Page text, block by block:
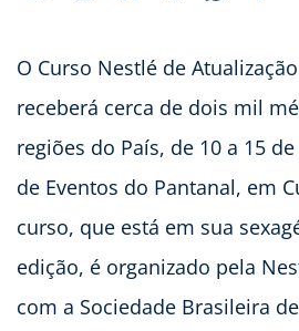
O Curso Nestlé de
receberá cerca de dois mil
regiões do País, de 10 a 15
de Eventos do Pantanal, em
curso, que está em sua
edição, é organizado pela
com a Sociedade Brasileira